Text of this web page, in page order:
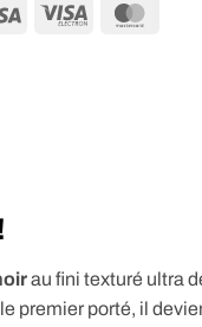
Visa
Visa
au fini texturé ultra
premier porté, il